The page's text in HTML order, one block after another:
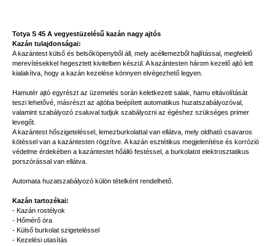
Totya S 45 A vegyestüzelésű kazán nagy ajtós
Kazán tulajdonságai:
A kazántest külső és belsőköpenyből áll, mely acéllemezből hajlítással, megfelelő
merevítésekkel hegesztett kivitelben készül. A kazántesten három kezelő ajtó lett
kialakítva, hogy a kazán kezelése könnyen elvégezhető legyen.
Hamutér ajtó egyrészt az üzemelés során keletkezett salak, hamu eltávolítását
teszi lehetővé, másrészt az ajtóba beépített automatikus huzatszabályozóval,
valamint szabályozó zsaluval tudjuk szabályozni az égéshez szükséges primer
levegőt.
A kazántest hőszigeteléssel, lemezburkolattal van ellátva, mely oldható csavaros
kötéssel van a kazántesten rögzítve. A kazán esztétikus megjelenítése és korrózió
védelme érdekében a kazántestet hőálló festéssel, a burkolatot elektrosztatikus
porszórással van ellátva.
Automata huzatszabályozó külön tételként rendelhető.
Kazán tartozékai:
- Kazán rostélyok
- Hőmérő óra
- Külső burkolat szigeteléssel
- Kezelési utasítás